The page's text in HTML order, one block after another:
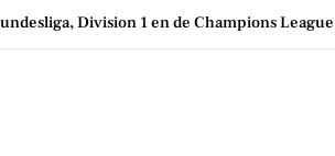
Division 1 en de Champions League
en interpreteren: een strategische aanpak